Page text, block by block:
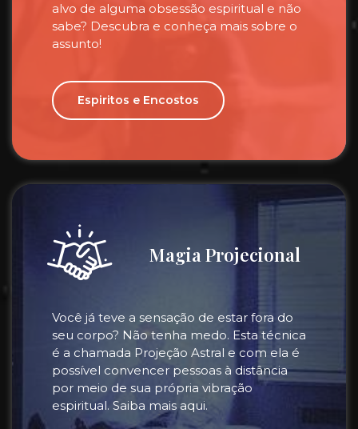
alvo de alguma obsessão espiritual e não
sabe? Descubra e conheça mais sobre o
assunto!
Espiritos e Encostos
Magia Projecional
Você já teve a sensação de estar fora do
seu corpo? Não tenha medo. Esta técnica
é a chamada Projeção Astral e com ela é
possível convencer pessoas à distância
por meio de sua própria vibração
espiritual. Saiba mais aqui.